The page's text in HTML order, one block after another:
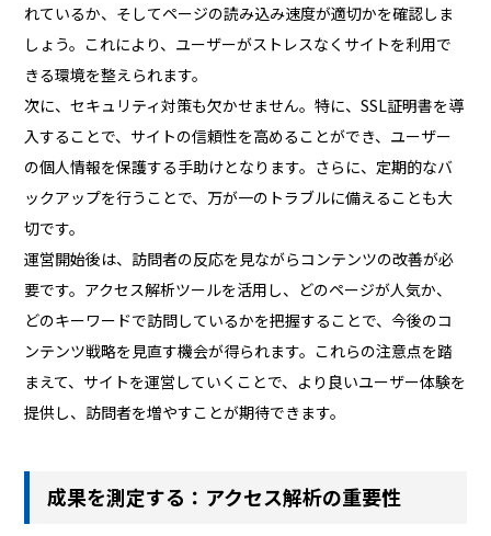
れているか、そしてページの読み込み速度が適切かを確認しま
しょう。これにより、ユーザーがストレスなくサイトを利用で
きる環境を整えられます。
次に、セキュリティ対策も欠かせません。特に、SSL証明書を導
入することで、サイトの信頼性を高めることができ、ユーザー
の個人情報を保護する手助けとなります。さらに、定期的なバ
ックアップを行うことで、万が一のトラブルに備えることも大
切です。
運営開始後は、訪問者の反応を見ながらコンテンツの改善が必
要です。アクセス解析ツールを活用し、どのページが人気か、
どのキーワードで訪問しているかを把握することで、今後のコ
ンテンツ戦略を見直す機会が得られます。これらの注意点を踏
まえて、サイトを運営していくことで、より良いユーザー体験を
提供し、訪問者を増やすことが期待できます。
成果を測定する：アクセス解析の重要性